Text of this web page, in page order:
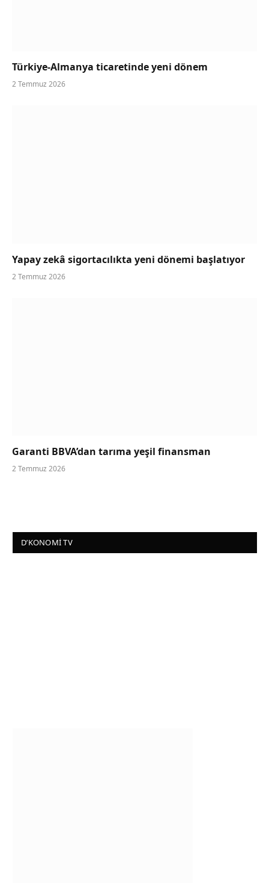
Türkiye-Almanya ticaretinde yeni dönem
2 Temmuz 2026
Yapay zekâ sigortacılıkta yeni dönemi başlatıyor
2 Temmuz 2026
Garanti BBVA’dan tarıma yeşil finansman
2 Temmuz 2026
D’KONOMI TV